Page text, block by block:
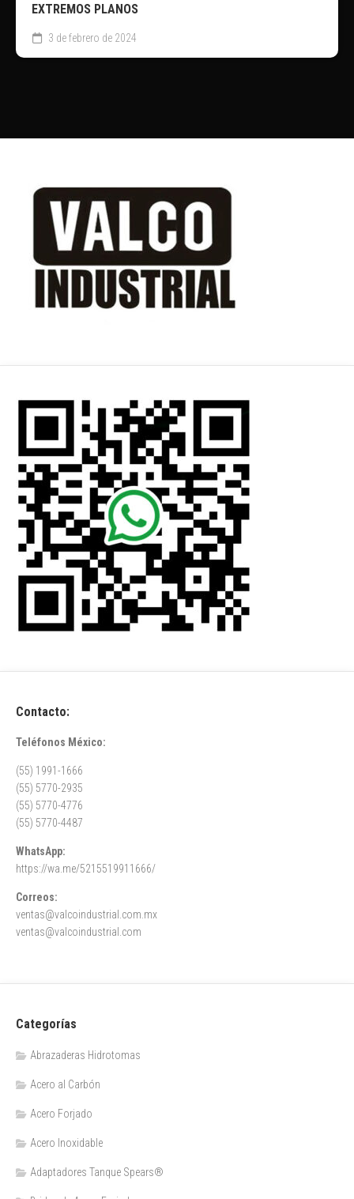
EXTREMOS PLANOS
3 de febrero de 2024
Contacto:
Teléfonos México:
(55) 1991-1666
(55) 5770-2935
(55) 5770-4776
(55) 5770-4487
WhatsApp:
https://wa.me/5215519911666/
Correos:
ventas@valcoindustrial.com.mx
ventas@valcoindustrial.com
Categorías
Abrazaderas Hidrotomas
Acero al Carbón
Acero Forjado
Acero Inoxidable
Adaptadores Tanque Spears®